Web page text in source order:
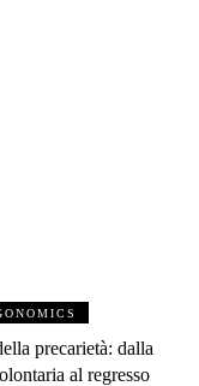
precarietà: dalla
al regresso